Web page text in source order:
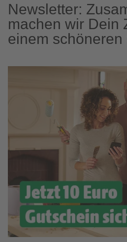
Newsletter:
machen wir Dein
einem schöneren